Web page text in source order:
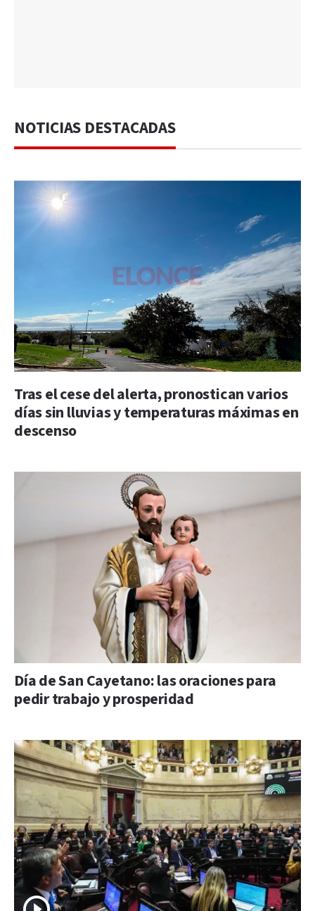
NOTICIAS DESTACADAS
Tras el cese del alerta, pronostican varios
días sin lluvias y temperaturas máximas en
descenso
Día de San Cayetano: las oraciones para
pedir trabajo y prosperidad